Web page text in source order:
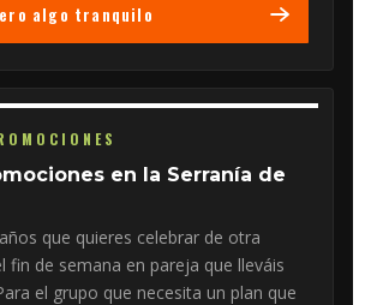
algo tranquilo
en la Serranía de
que quieres celebrar de otra
fin de semana en pareja que lleváis
el grupo que necesita un plan que